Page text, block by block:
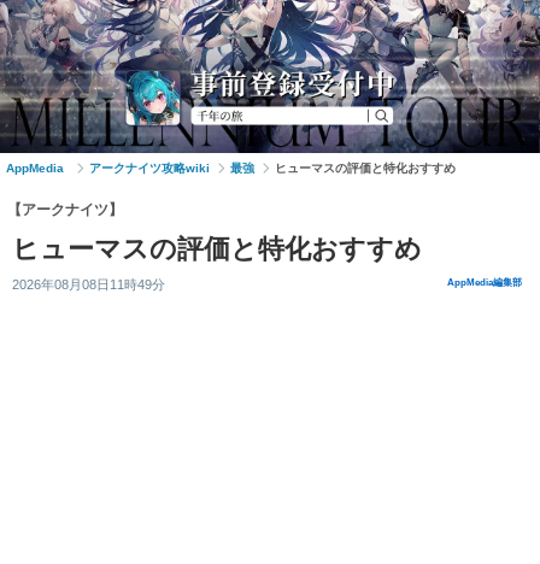
AppMedia アークナイツ攻略wiki 最強 ヒューマスの評価と特化おすすめ
【アークナイツ】
ヒューマスの評価と特化おすすめ
2026年08月08日11時49分 AppMedia編集部